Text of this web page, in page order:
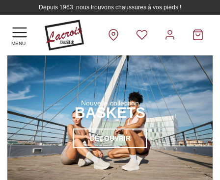
Depuis 1963, nous trouvons chaussures à vos pieds !
MENU
Nouvelle collection
Homme
DÉCOUVRIR